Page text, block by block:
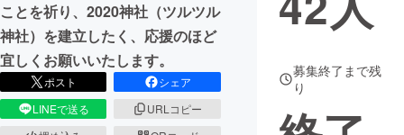
ことを祈り、2020神社（ツルツル
神社）を建立したく、応援のほど
宜しくお願いいたします。
ポスト
シェア
LINEで送る
URLコピー
募集終了まで残
り